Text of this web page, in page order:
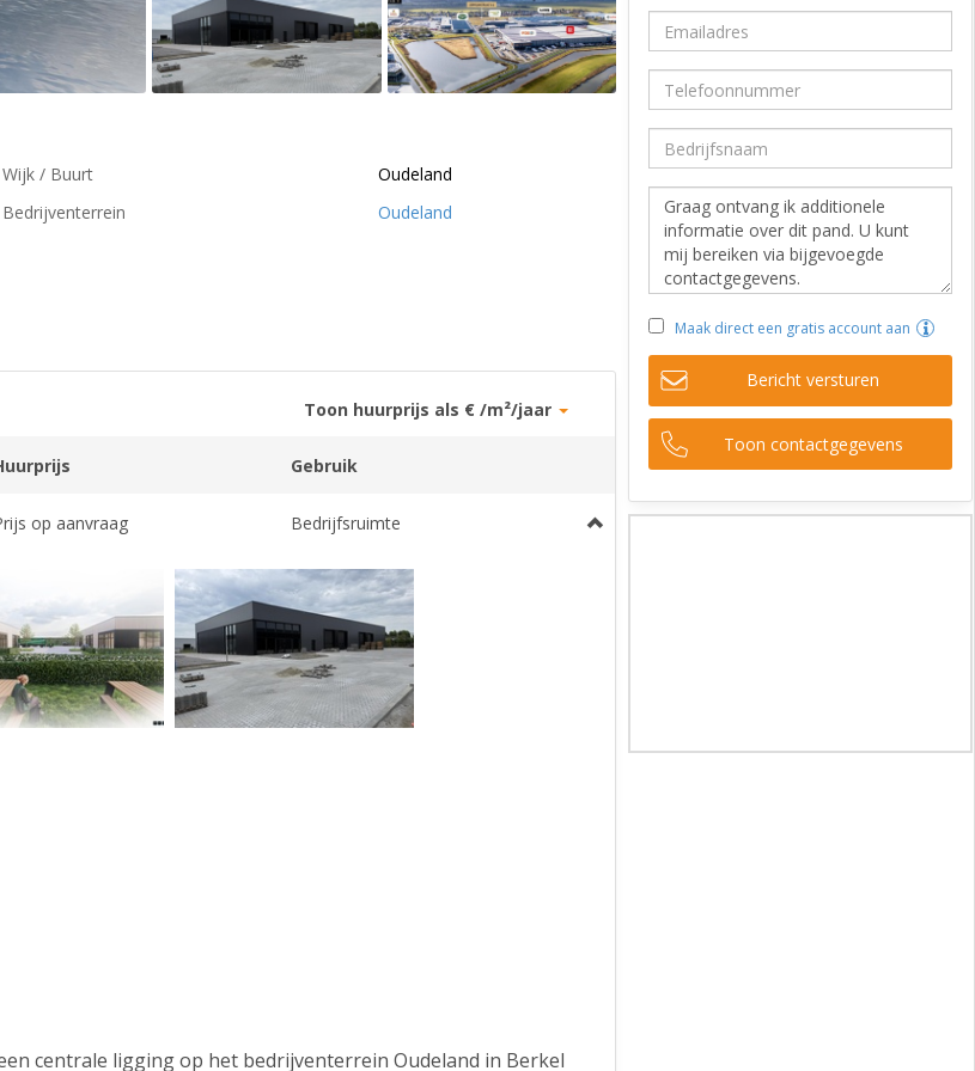
Wijk / Buurt
Oudeland
Bedrijventerrein
Oudeland
Toon huurprijs als € /m²/jaar
Gebruik
op aanvraag Bedrijfsruimte
centrale ligging op het bedrijventerrein Oudeland in Berkel
Maak direct een gratis account aan
Bericht versturen
Toon contactgegevens